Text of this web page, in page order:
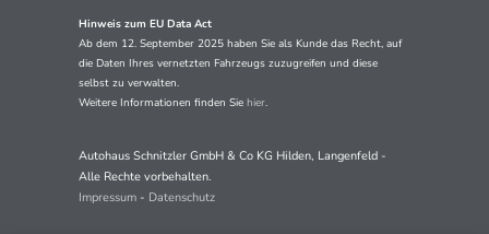
Hinweis zum EU Data Act
Ab dem 12. September 2025 haben Sie als Kunde das Recht, auf
die Daten Ihres vernetzten Fahrzeugs zuzugreifen und diese
selbst zu verwalten.
Weitere Informationen finden Sie hier.
Autohaus Schnitzler GmbH & Co KG Hilden, Langenfeld -
Alle Rechte vorbehalten.
Impressum- Datenschutz